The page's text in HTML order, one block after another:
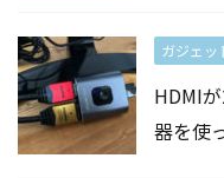
ガジェッ
HDMI
器を使